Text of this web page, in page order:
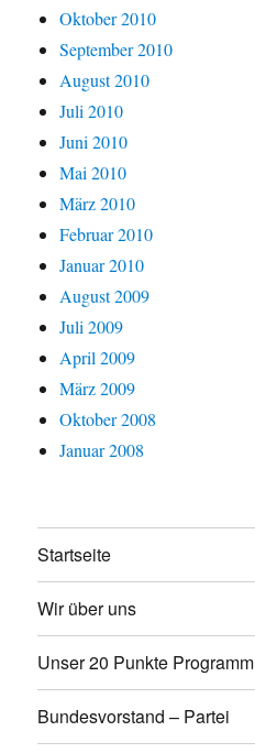
Oktober 2010
September 2010
August 2010
Juli 2010
Juni 2010
Mai 2010
März 2010
Februar 2010
Januar 2010
August 2009
Juli 2009
April 2009
März 2009
Oktober 2008
Januar 2008
Startseite
Wir über uns
Unser 20 Punkte Programm
Bundesvorstand – Partei